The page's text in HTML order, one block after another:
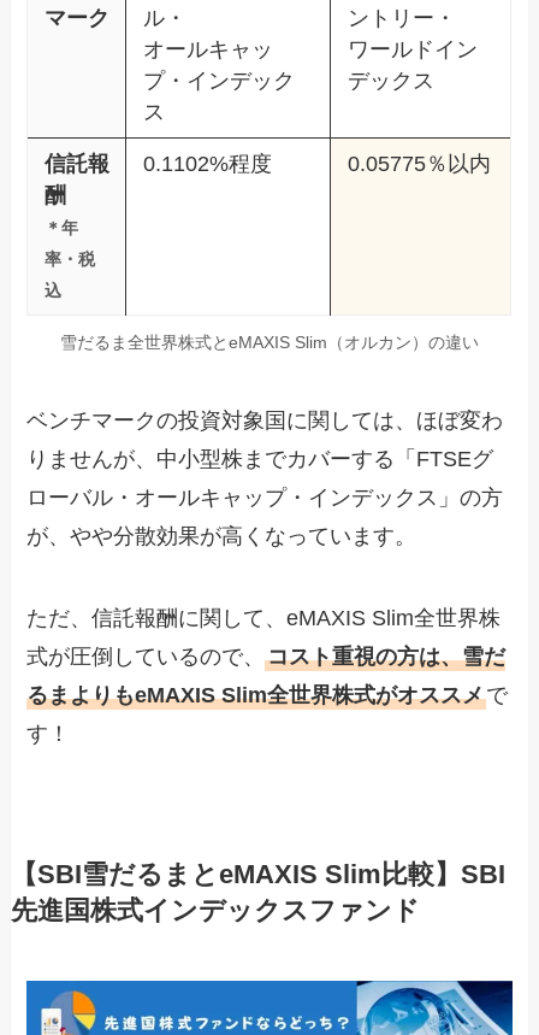
マーク
ル・
オールキャッ
プ・インデック
ス
ントリー・
ワールドイン
デックス
信託報
酬
＊年
率・税
込
0.1102%程度 0.05775％以内
雪だるま全世界株式とeMAXIS Slim（オルカン）の違い
ベンチマークの投資対象国に関しては、ほぼ変わ
りませんが、中小型株までカバーする「FTSEグ
ローバル・オールキャップ・インデックス」の方
が、やや分散効果が高くなっています。
ただ、信託報酬に関して、eMAXIS Slim全世界株
式が圧倒しているので、コスト重視の方は、雪だ
るまよりもeMAXIS Slim全世界株式がオススメで
す！
【SBI雪だるまとeMAXIS Slim比較】SBI
先進国株式インデックスファンド